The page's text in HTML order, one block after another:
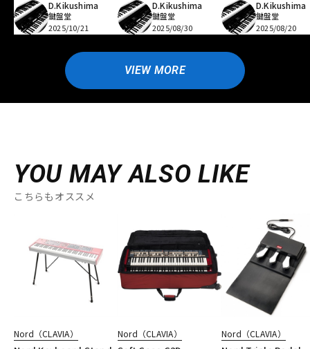
D.Kikushima
鍵盤堂
2025/10/21
D.Kikushima
鍵盤堂
2025/08/30
D.Kikushima
鍵盤堂
2025/08/20
VIEW MORE
YOU MAY ALSO LIKE
こちらもオススメ
Nord（CLAVIA） Nord（CLAVIA） Nord（CLAVIA）